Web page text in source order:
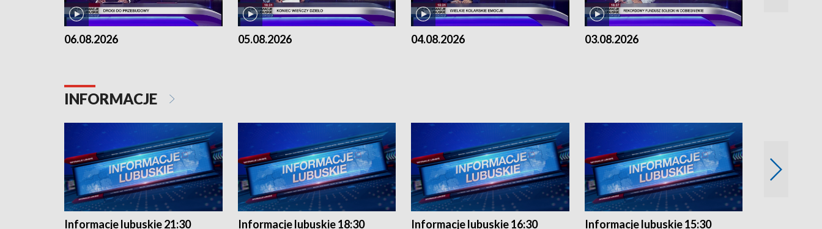
06.08.2026 05.08.2026 04.08.2026 03.08.2026
INFORMACJE
Informacje lubuskie 21:30 Informacje lubuskie 18:30 Informacje lubuskie 16:30 Informacje lubuskie 15:30